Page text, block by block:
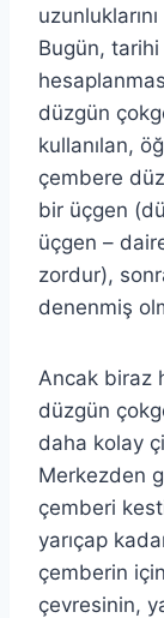
Bugün, tarihi
düzgün
kullanılan,
çembere
bir üçgen
üçgen –
zordur),
denenmiş
Ancak biraz
düzgün
daha kolay
Merkezden
çemberi
yarıçap
çemberin
çevresinin,